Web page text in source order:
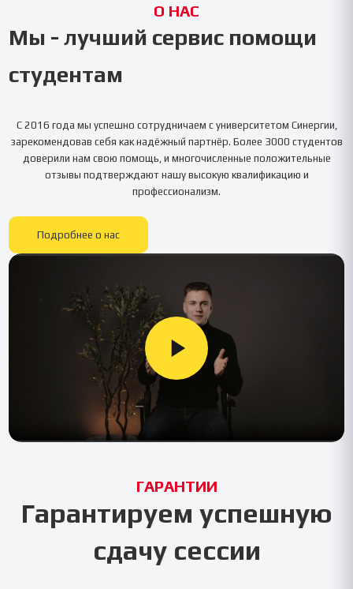
О НАС
Мы - лучший сервис помощи
студентам
С 2016 года мы успешно сотрудничаем с университетом Синергии
зарекомендовав себя как надёжный партнёр. Более 3000 студентов
доверили нам свою помощь, и многочисленные положительные
отзывы подтверждают нашу высокую квалификацию и
профессионализм.
Подробнее о нас
ГАРАНТИИ
Гарантируем успешную
сдачу сессии